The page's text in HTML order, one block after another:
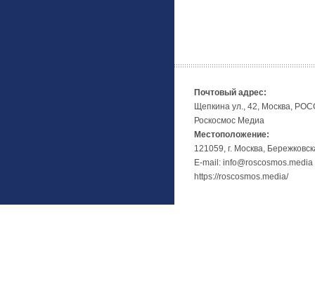
Почтовый адрес:
Щепкина ул., 42, Москва,
Роскосмос Медиа
Местоположение:
121059, г. Москва,
E-mail: info@roscosmos.media
https://roscosmos.media/